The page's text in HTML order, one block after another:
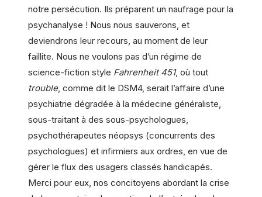
notre persécution. Ils préparent un naufrage pour la
psychanalyse ! Nous nous sauverons, et
deviendrons leur recours, au moment de leur
faillite. Nous ne voulons pas d’un régime de
science-fiction style Fahrenheit 451, où tout
trouble, comme dit le DSM4, serait l’affaire d’une
psychiatrie dégradée à la médecine généraliste,
sous-traitant à des sous-psychologues,
psychothérapeutes néopsys (concurrents des
psychologues) et infirmiers aux ordres, en vue de
gérer le flux des usagers classés handicapés.
Merci pour eux, nos concitoyens abordant la crise